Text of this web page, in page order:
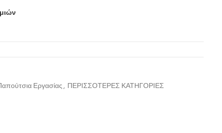
Εργασίας, ΠΕΡΙΣΣΟΤΕΡΕΣ ΚΑΤΗΓΟΡΙΕΣ